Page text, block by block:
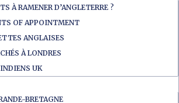
À RAMENER D’ANGLETERRE ?
OF APPOINTMENT
ANGLAISES
À LONDRES
UK
BRETAGNE